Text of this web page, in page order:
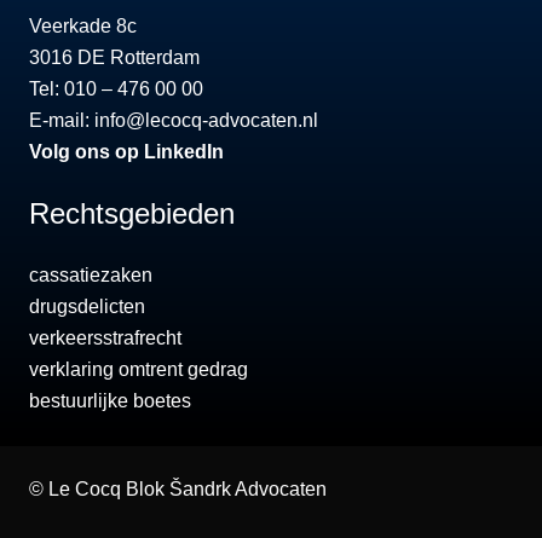
Veerkade 8c
3016 DE Rotterdam
Tel: 010 – 476 00 00
E-mail: info@lecocq-advocaten.nl
Volg ons op LinkedIn
Rechtsgebieden
cassatiezaken
drugsdelicten
verkeersstrafrecht
verklaring omtrent gedrag
bestuurlijke boetes
© Le Cocq Blok Šandrk Advocaten